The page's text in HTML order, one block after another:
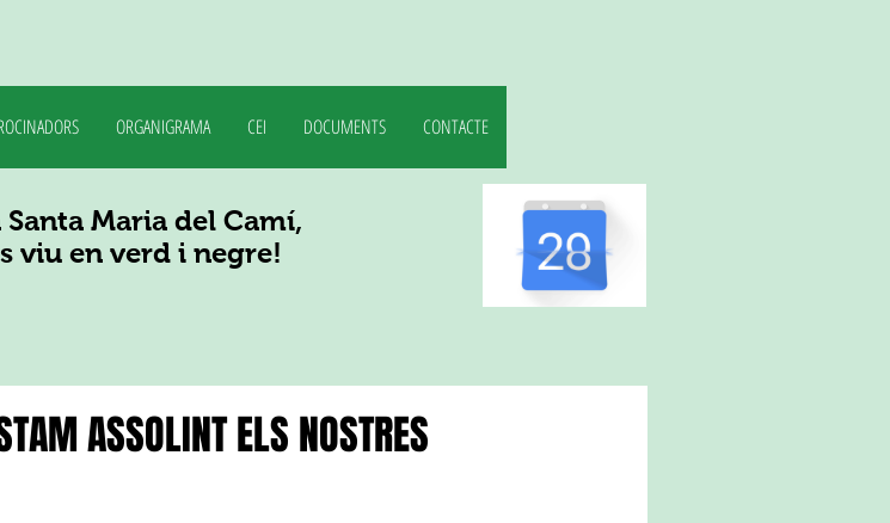
ORGANIGRAMA CEI DOCUMENTS CONTACTE
Santa Maria del Camí,
viu en verd i negre!
ASSOLINT ELS NOSTRES